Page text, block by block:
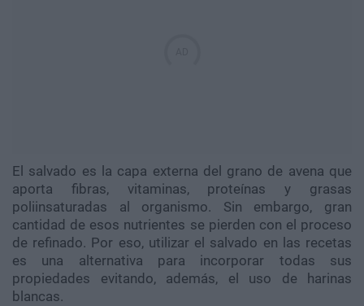
El salvado es la capa externa del grano de avena que
aporta fibras, vitaminas, proteínas y grasas
poliinsaturadas al organismo. Sin embargo, gran
cantidad de esos nutrientes se pierden con el proceso
de refinado. Por eso, utilizar el salvado en las recetas
es una alternativa para incorporar todas sus
propiedades evitando, además, el uso de harinas
blancas.